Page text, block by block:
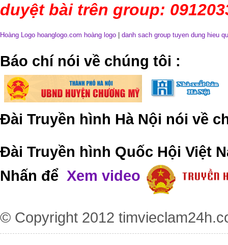
duyệt bài trên group:
Hoàng Logo hoanglogo.com hoàng logo danh sach group tuyen dung hieu
​Báo chí nói về chúng tôi :
Đài Truyền hình Hà Nội nói về
Đài Truyền hình Quốc Hội Việt
Nhấn để Xem video
© Copyright 2012